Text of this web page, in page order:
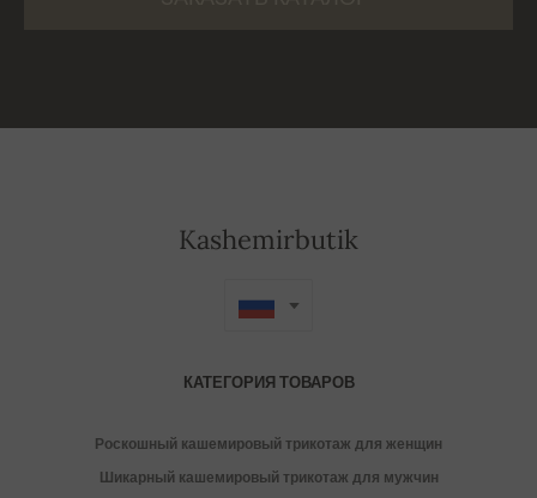
Kashemirbutik
КАТЕГОРИЯ ТОВАРОВ
Роскошный кашемировый трикотаж для женщин
Шикарный кашемировый трикотаж для мужчин